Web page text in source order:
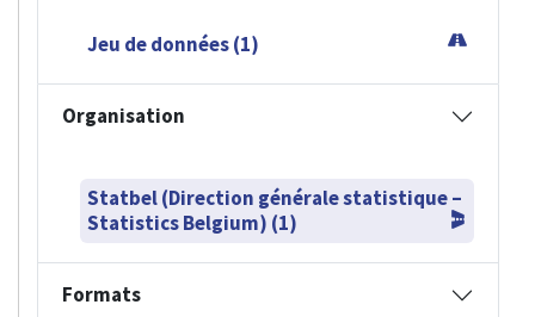
Jeu de données (1)
Organisation
Statbel (Direction générale statistique –
Statistics Belgium) (1)
Formats